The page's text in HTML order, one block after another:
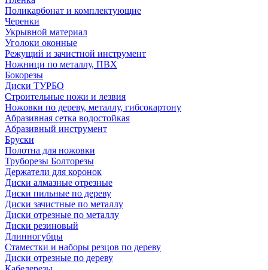
Поликарбонат и комплектующие
Черенки
Укрывной материал
Уголоки оконные
Режущий и зачистной инструмент
Ножници по металлу, ПВХ
Бокорезы
Диски ТУРБО
Строительные ножи и лезвия
Ножовки по дереву, металлу, гибсокартону
Абразивная сетка водостойкая
Абразивный инструмент
Бруски
Полотна для ножовки
Труборезы Болторезы
Держатели для коронок
Диски алмазные отрезные
Диски пильные по дереву
Диски зачистные по металлу
Диски отрезные по металлу
Диски резиновый
Длинногубцы
Стаместки и наборы резцов по дереву
Диски отрезные по дереву